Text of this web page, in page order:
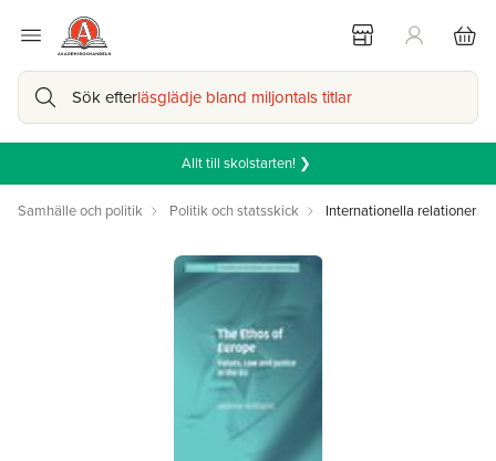
Sök efterläsglädje bland miljontals titlar
Allt till skolstarten! ❯
Samhälle och politik Politik och statsskick Internationella relationer